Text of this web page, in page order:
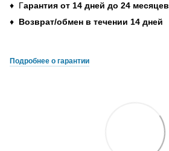
♦ Гарантия от 14 дней до 24 месяцев
♦ Возврат/обмен в течении 14 дней
Подробнее о гарантии